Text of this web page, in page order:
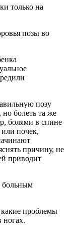
только на
позы во
позу
болеть та же
болями в спине
или почек,
причину, не
приводит
больным
проблемы
ногах.